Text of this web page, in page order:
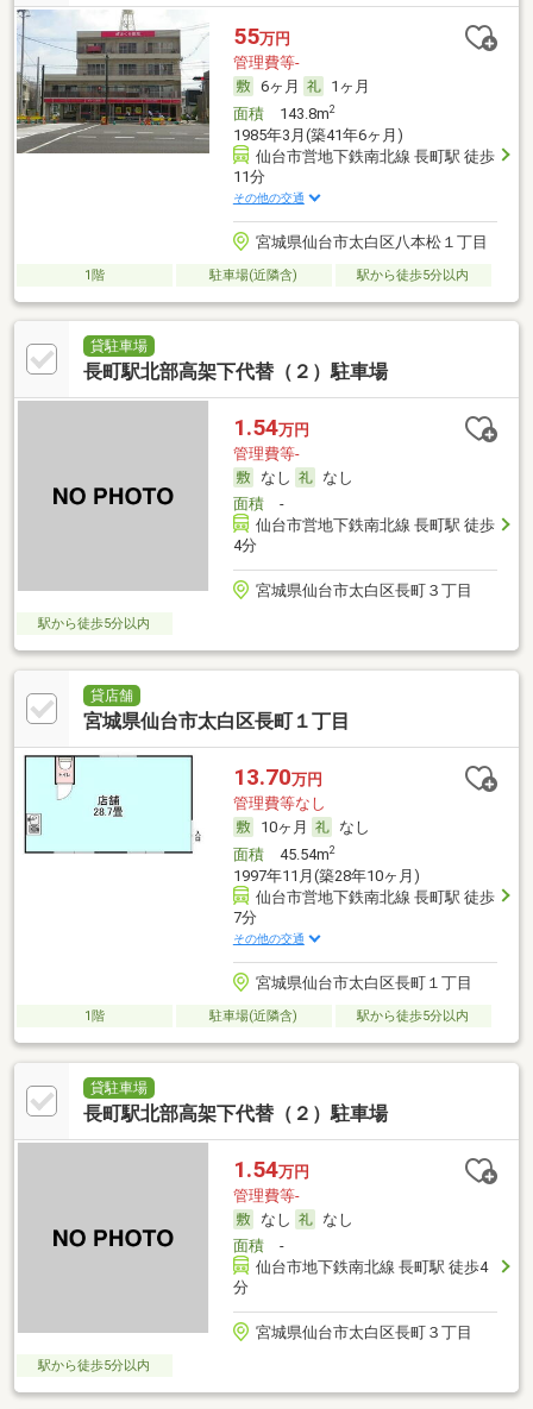
55万円
管理費等-
6ヶ月
1ヶ月
面積143.8m2
1985年3月(築41年6ヶ月)
仙台市営地下鉄南北線 長町駅 徒歩
11分
その他の交通
宮城県仙台市太白区八本松１丁目
1階 駐車場(近隣含) 駅から徒歩5分以内
貸駐車場
長町駅北部高架下代替（２）駐車場
1.54万円
管理費等-
なし
なし
面積-
仙台市営地下鉄南北線 長町駅 徒歩
4分
宮城県仙台市太白区長町３丁目
駅から徒歩5分以内
貸店舗
宮城県仙台市太白区長町１丁目
13.70万円
管理費等なし
10ヶ月
なし
面積45.54m2
1997年11月(築28年10ヶ月)
仙台市営地下鉄南北線 長町駅 徒歩
7分
その他の交通
宮城県仙台市太白区長町１丁目
1階 駐車場(近隣含) 駅から徒歩5分以内
貸駐車場
長町駅北部高架下代替（２）駐車場
1.54万円
管理費等-
なし
なし
面積-
仙台市地下鉄南北線 長町駅 徒歩4
分
宮城県仙台市太白区長町３丁目
駅から徒歩5分以内